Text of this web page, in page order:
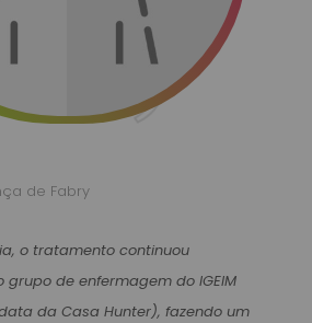
de Fabry
o tratamento continuou
de enfermagem do IGEIM
da Casa Hunter), fazendo um